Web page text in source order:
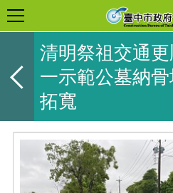
清明祭祖交通
一示範公墓納
拓寬